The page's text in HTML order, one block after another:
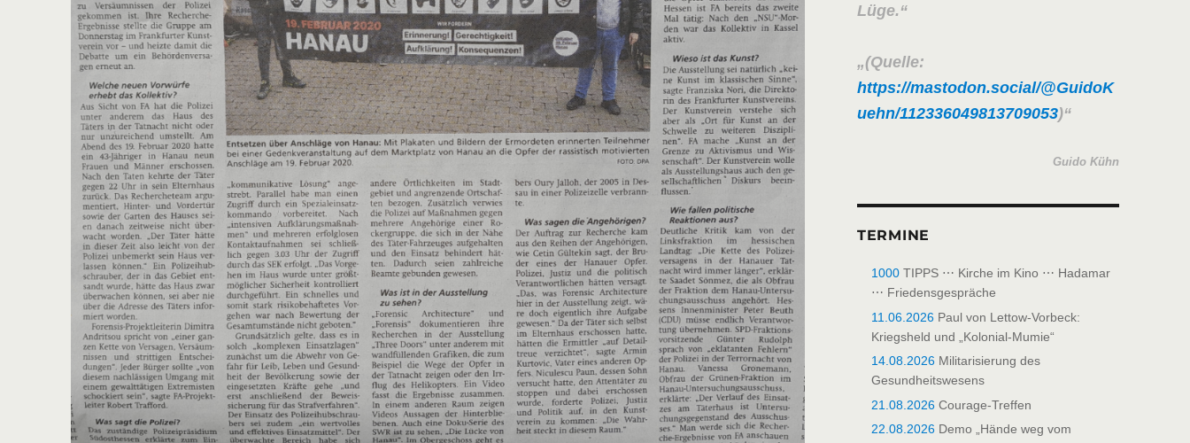
Lüge.
(Quelle:
https://mastodon.social/@GuidoK
uehn/112336049813709053)
Guido Kühn
TERMINE
1000TIPPS ⋯ Kirche im Kino ⋯ Hadamar
⋯ Friedensgespräche
11.06.2026Paul von Lettow-Vorbeck:
Kriegsheld und „Kolonial-Mumie“
14.08.2026Militarisierung des
Gesundheitswesens
21.08.2026Courage-Treffen
22.08.2026Demo „Hände weg vom